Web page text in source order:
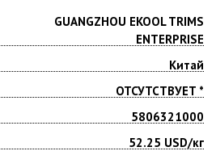
GUANGZHOU EKOOL TRIMS
ENTERPRISE
Китай
ОТСУТСТВУЕТ *
5806321000
52.25 USD/кг